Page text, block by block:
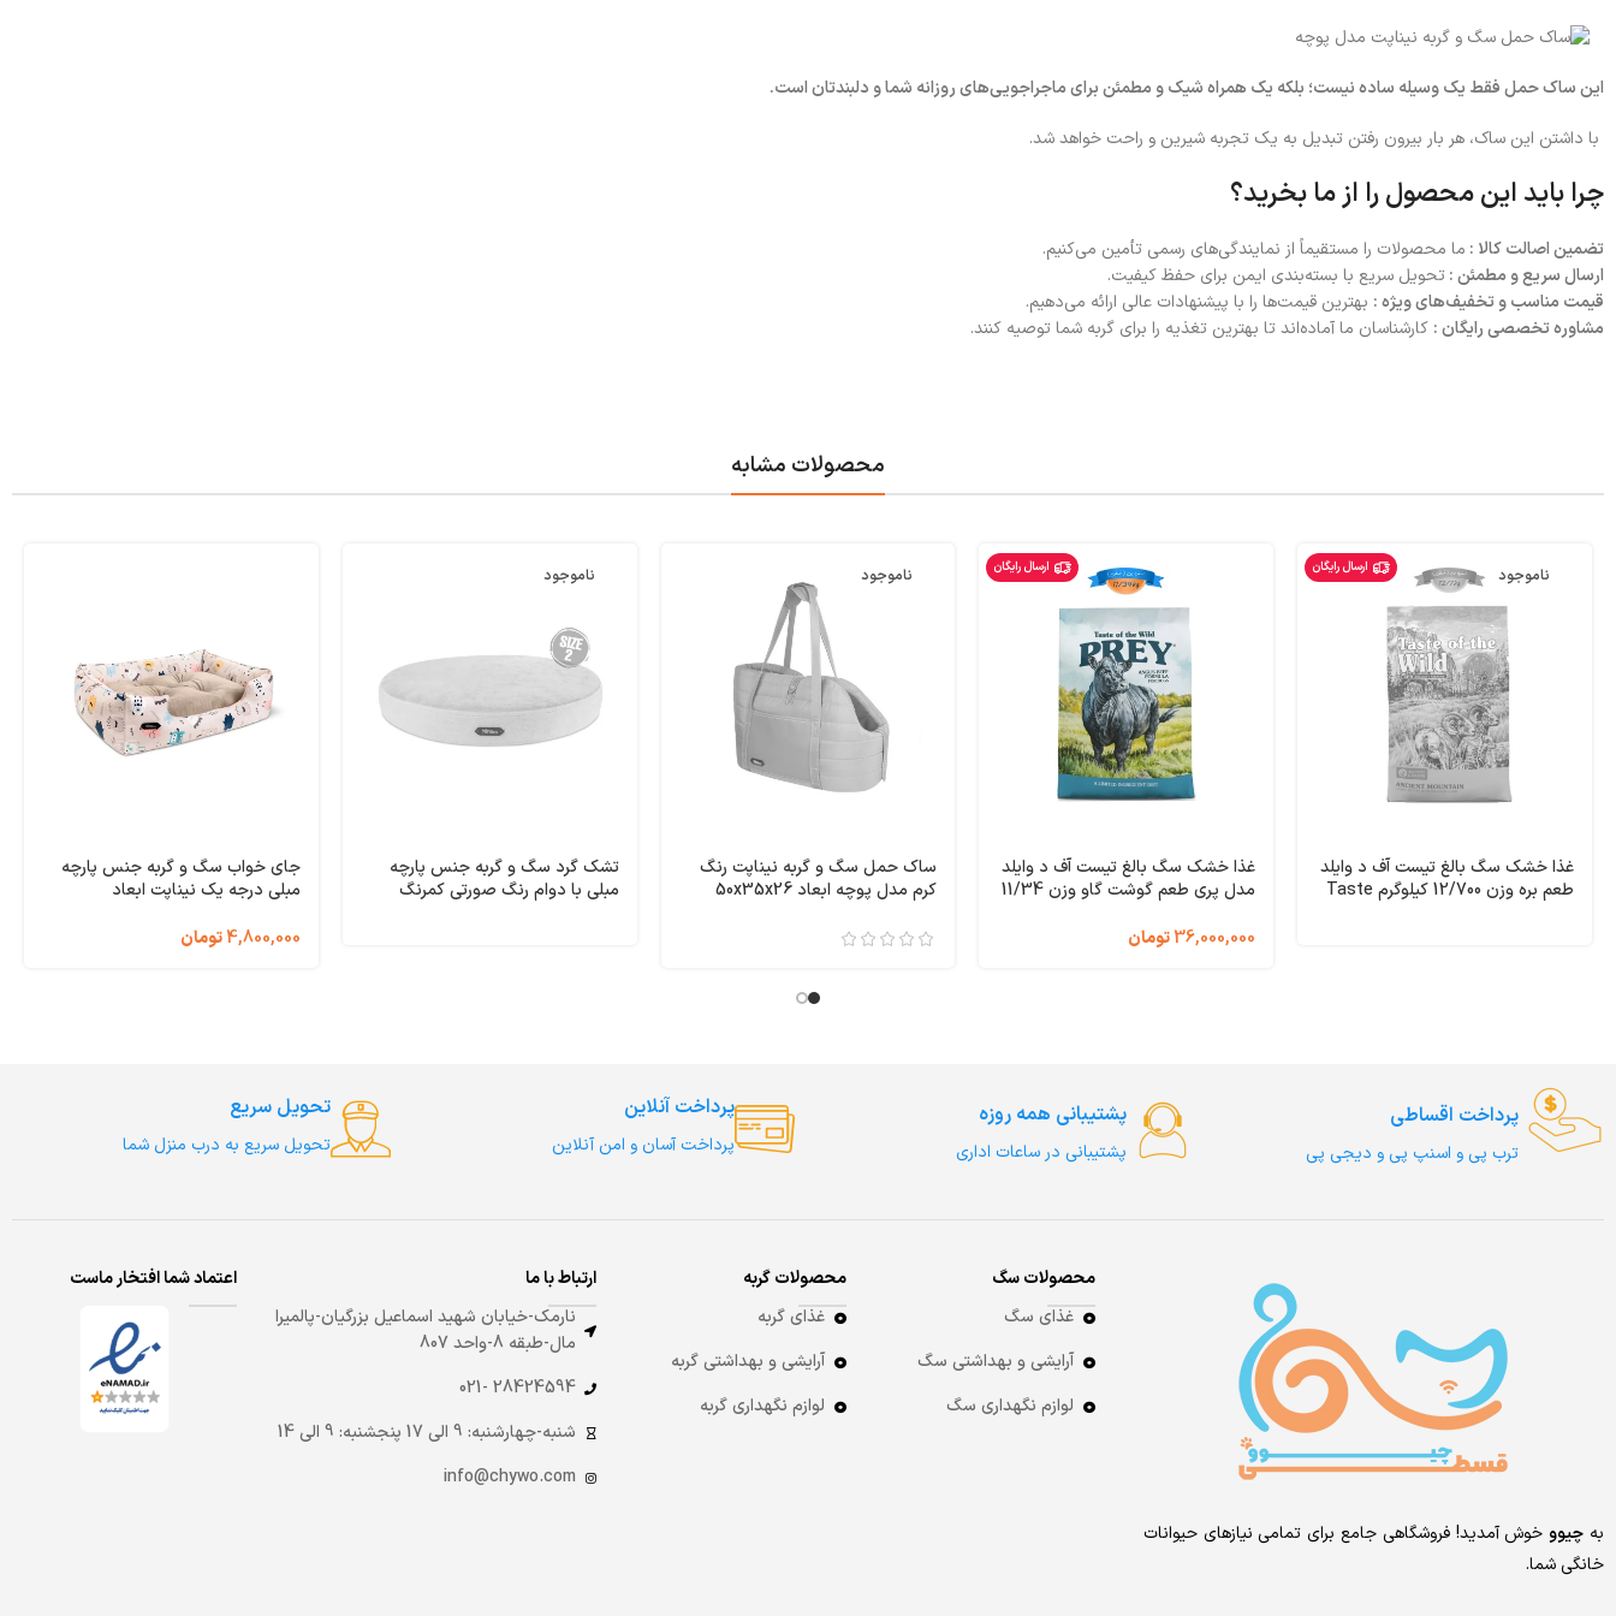
این ساک حمل فقط یک وسیله ساده نیست؛ بلکه یک همراه شیک و مطمئن برای ماجراجویی‌های روزانه شما و دلبندتان است.
با داشتن این ساک، هر بار بیرون رفتن تبدیل به یک تجربه شیرین و راحت خواهد شد.
چرا باید این محصول را از ما بخرید؟
تضمین اصالت کالا : ما محصولات را مستقیماً از نمایندگی‌های رسمی تأمین می‌کنیم.
ارسال سریع و مطمئن :تحویل سریع با بسته‌بندی ایمن برای حفظ کیفیت.
قیمت مناسب و تخفیف‌های ویژه : بهترین قیمت‌ها را با پیشنهادات عالی ارائه می‌دهیم.
مشاوره تخصصی رایگان : کارشناسان ما آماده‌اند تا بهترین تغذیه را برای گربه شما توصیه کنند.
محصولات مشابه
ناموجود ارسال رایگان
غذا خشک سگ بالغ تیست آف د وایلد
طعم بره وزن 12/700 کیلوگرم Taste
ارسال رایگان
غذا خشک سگ بالغ تیست آف د وایلد
مدل پری طعم گوشت گاو وزن 11/34
Limited Ingredient
36,000,000تومان
ناموجود
ساک حمل سگ و گربه نیناپت رنگ
کرم مدل پوچه ابعاد 50x35x26
ناموجود
تشک گرد سگ و گربه جنس پارچه
مبلی با دوام رنگ صورتی کمرنگ
جای خواب سگ و گربه جنس پارچه
مبلی درجه یک نیناپت ابعاد
4,800,000تومان
پرداخت اقساطی
ترب‌ پی و اسنپ پی و دیجی پی
پشتیبانی همه روزه
پشتیبانی در ساعات اداری
پرداخت آنلاین
پرداخت آسان و امن آنلاین
تحویل سریع
تحویل سریع به درب منزل شما
به چیوو خوش آمدید! فروشگاهی جامع برای تمامی نیازهای حیوانات
خانگی شما.
محصولات سگ
غذای سگ
آرایشی و بهداشتی سگ
لوازم نگهداری سگ
محصولات گربه
غذای گربه
آرایشی و بهداشتی گربه
لوازم نگهداری گربه
ارتباط با ما
نارمک-خیابان شهید اسماعیل بزرگیان-پالمیرا
مال-طبقه 8-واحد 807
28424594 -021
شنبه-چهارشنبه: 9 الی 17 پنجشنبه: 9 الی 14
info@chywo.com
اعتماد شما افتخار ماست